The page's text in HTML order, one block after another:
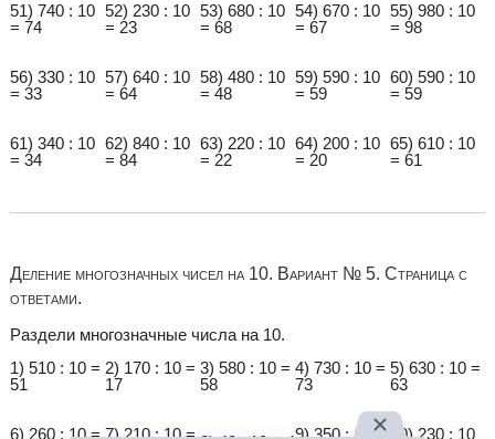
51) 740 : 10
= 74
52) 230 : 10
= 23
53) 680 : 10
= 68
54) 670 : 10
= 67
55) 980 : 10
= 98
56) 330 : 10
= 33
57) 640 : 10
= 64
58) 480 : 10
= 48
59) 590 : 10
= 59
60) 590 : 10
= 59
61) 340 : 10
= 34
62) 840 : 10
= 84
63) 220 : 10
= 22
64) 200 : 10
= 20
65) 610 : 10
= 61
Деление многозначных чисел на 10. Вариант № 5. Страница с
ответами.
Раздели многозначные числа на 10.
1) 510 : 10 =
51
2) 170 : 10 =
17
3) 580 : 10 =
58
4) 730 : 10 =
73
5) 630 : 10 =
63
6) 260 : 10 = 7) 210 : 10 = 9) 350 : 10 = 10) 230 : 10